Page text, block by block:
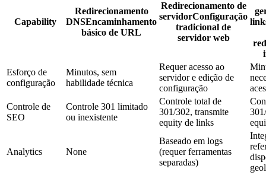
Capability
Redirecionamento
DNSEncaminhamento
básico de URL
Redirecionamento de
servidorConfiguração
tradicional de
servidor web
Esforço de
configuração
Minutos, sem
habilidade técnica
Requer acesso ao
servidor e edição de
configuração
Controle de
SEO
Controle 301 limitado
ou inexistente
Controle total de
301/302, transmite
equity de links
Analytics None
Baseado em logs
(requer ferramentas
separadas)